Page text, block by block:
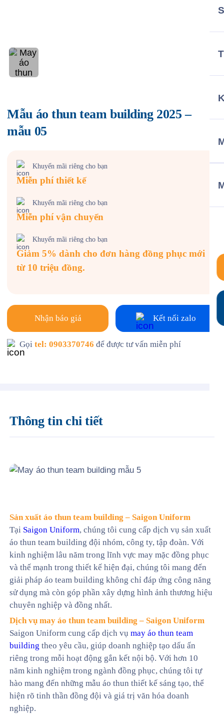
Mẫu áo thun team building 2025 –
mẫu 05
Khuyến mãi riêng cho bạn
Miễn phí thiết kế
Khuyến mãi riêng cho bạn
Miễn phí vận chuyển
Khuyến mãi riêng cho bạn
Giảm 5% dành cho đơn hàng đồng phục mới
từ 10 triệu đồng.
Nhận báo giá Kết nối zalo
Gọitel: 0903370746 để được tư vấn miễn phí
Thông tin chi tiết
Sản xuất áo thun team building – Saigon Uniform
Tại Saigon Uniform, chúng tôi cung cấp dịch vụ sản xuất
áo thun team building đội nhóm, công ty, tập đoàn. Với
kinh nghiệm lâu năm trong lĩnh vực may mặc đồng phục
và thế mạnh trong thiết kế hiện đại, chúng tôi mang đến
giải pháp áo team building không chỉ đáp ứng công năng
sử dụng mà còn góp phần xây dựng hình ảnh thương hiệu
chuyên nghiệp và đồng nhất.
Dịch vụ may áo thun team building – Saigon Uniform
Saigon Uniform cung cấp dịch vụmay áo thun team
building theo yêu cầu, giúp doanh nghiệp tạo dấu ấn
riêng trong mỗi hoạt động gắn kết nội bộ. Với hơn 10
năm kinh nghiệm trong ngành đồng phục, chúng tôi tự
hào mang đến những mẫu áo thun thiết kế sáng tạo, thể
hiện rõ tinh thần đồng đội và giá trị văn hóa doanh
nghiệp.